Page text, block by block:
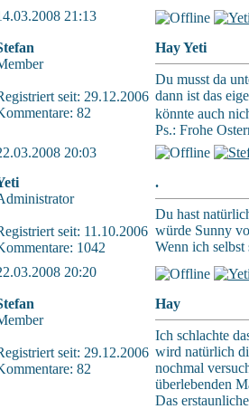
21:13
seit: 29.12.2006
82
Hay Yeti
Du musst da
dann ist das
könnte auch
Ps.: Frohe
20:03
seit: 11.10.2006
1042
.
Du hast
würde Sunny
Wenn ich
20:20
seit: 29.12.2006
82
Hay
Ich schlachte
wird natürlich
nochmal
überlebenden
Das